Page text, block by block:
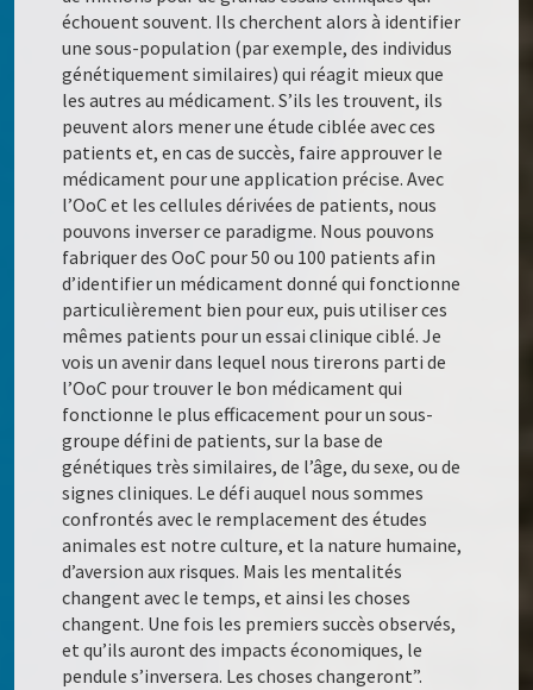
échouent souvent. Ils cherchent alors à identifier
une sous-population (par exemple, des individus
génétiquement similaires) qui réagit mieux que
les autres au médicament. S’ils les trouvent, ils
peuvent alors mener une étude ciblée avec ces
patients et, en cas de succès, faire approuver le
médicament pour une application précise. Avec
l’OoC et les cellules dérivées de patients, nous
pouvons inverser ce paradigme. Nous pouvons
fabriquer des OoC pour 50 ou 100 patients afin
d’identifier un médicament donné qui fonctionne
particulièrement bien pour eux, puis utiliser ces
mêmes patients pour un essai clinique ciblé. Je
vois un avenir dans lequel nous tirerons parti de
l’OoC pour trouver le bon médicament qui
fonctionne le plus efficacement pour un sous-
groupe défini de patients, sur la base de
génétiques très similaires, de l’âge, du sexe, ou de
signes cliniques. Le défi auquel nous sommes
confrontés avec le remplacement des études
animales est notre culture, et la nature humaine,
d’aversion aux risques. Mais les mentalités
changent avec le temps, et ainsi les choses
changent. Une fois les premiers succès observés,
et qu’ils auront des impacts économiques, le
pendule s’inversera. Les choses changeront”.